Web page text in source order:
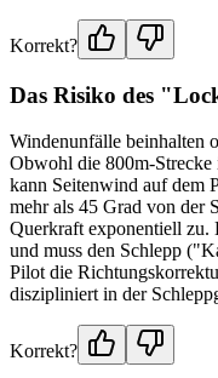
Korrekt?
Das Risiko des
Windenunfälle beinhalten
Obwohl die 800m-Strecke
kann Seitenwind auf dem
mehr als 45 Grad von der
Querkraft exponentiell zu.
und muss den Schlepp
Pilot die
diszipliniert in der
Korrekt?